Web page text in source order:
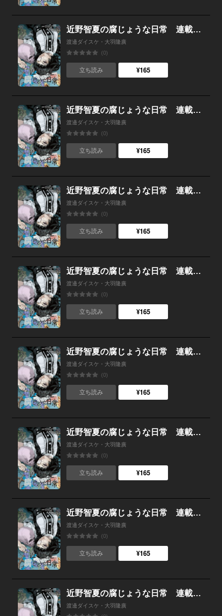
近野智夏の腐じょうな日常 連載版 第４５話 「祭り」当日
渡邊ダイスケ・大羽隆廣
(0)
立ち読み ¥165
近野智夏の腐じょうな日常 連載版 第４４話 忌まわしき祭事
渡邊ダイスケ・大羽隆廣
(0)
立ち読み ¥165
近野智夏の腐じょうな日常 連載版 第４３話 秘された過去
渡邊ダイスケ・大羽隆廣
(0)
立ち読み ¥165
近野智夏の腐じょうな日常 連載版 第４２話 優遇差別
渡邊ダイスケ・大羽隆廣
(0)
立ち読み ¥165
近野智夏の腐じょうな日常 連載版 第４１話 絶対に人に見せてはいけない祭り
渡邊ダイスケ・大羽隆廣
(0)
立ち読み ¥165
近野智夏の腐じょうな日常 連載版 第４０話 六門島
渡邊ダイスケ・大羽隆廣
(0)
立ち読み ¥165
近野智夏の腐じょうな日常 連載版 第３９話 うわさ話と真実
渡邊ダイスケ・大羽隆廣
(0)
立ち読み ¥165
近野智夏の腐じょうな日常 連載版 第３８話 手がかりの果てに
渡邊ダイスケ・大羽隆廣